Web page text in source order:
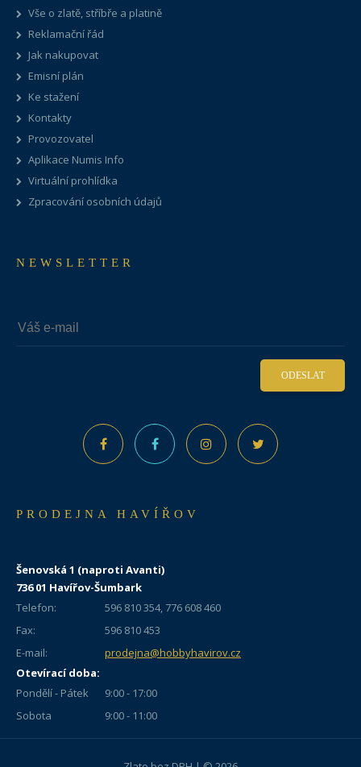
Vše o zlatě, stříbře a platině
Reklamační řád
Jak nakupovat
Emisní plán
Ke stažení
Kontakty
Provozovatel
Aplikace Numis Info
Virtuální prohlídka
Zpracování osobních údajů
NEWSLETTER
ODESLAT
PRODEJNA HAVÍŘOV
Šenovská 1 (naproti Avanti)
736 01 Havířov-Šumbark
Telefon:
596 810 354, 776 608 460
Fax:
596 810 453
E-mail:
prodejna@hobbyhavirov.cz
Otevírací doba:
Pondělí - Pátek
9:00 - 17:00
Sobota
9:00 - 11:00